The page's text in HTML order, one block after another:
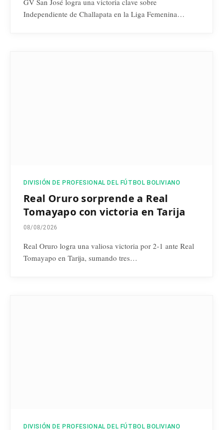
Independiente de Challapata en la Liga Femenina…
DIVISIÓN DE PROFESIONAL DEL FÚTBOL BOLIVIANO
Real Oruro sorprende a Real
Tomayapo con victoria en Tarija
08/08/2026
Real Oruro logra una valiosa victoria por 2-1 ante Real
Tomayapo en Tarija, sumando tres…
DIVISIÓN DE PROFESIONAL DEL FÚTBOL BOLIVIANO